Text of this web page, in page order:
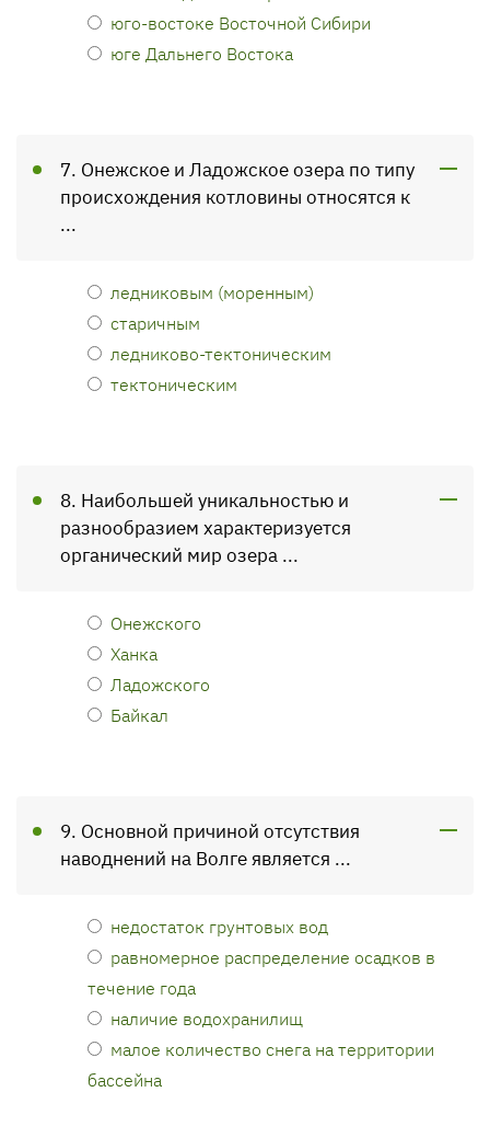
юго-востоке Восточной Сибири
юге Дальнего Востока
7. Онежское и Ладожское озера по типу
происхождения котловины относятся к
...
ледниковым (моренным)
старичным
ледниково-тектоническим
тектоническим
8. Наибольшей уникальностью и
разнообразием характеризуется
органический мир озера ...
Онежского
Ханка
Ладожского
Байкал
9. Основной причиной отсутствия
наводнений на Волге является ...
недостаток грунтовых вод
равномерное распределение осадков в
течение года
наличие водохранилищ
малое количество снега на территории
бассейна